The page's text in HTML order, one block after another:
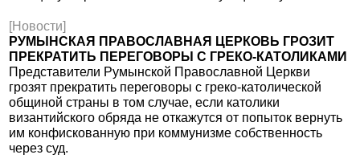
[Новости]
РУМЫНСКАЯ ПРАВОСЛАВНАЯ ЦЕРКОВЬ ГРОЗИТ
ПРЕКРАТИТЬ ПЕРЕГОВОРЫ С ГРЕКО-КАТОЛИКАМИ
Представители Румынской Православной Церкви
грозят прекратить переговоры с греко-католической
общиной страны в том случае, если католики
византийского обряда не откажутся от попыток вернуть
им конфискованную при коммунизме собственность
через суд.